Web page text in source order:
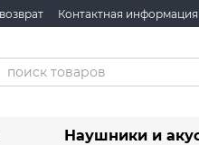
Контактная информация
Наушники и